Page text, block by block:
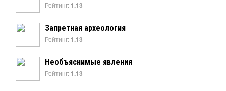
Рейтинг: 1.13
Запретная археология
Рейтинг: 1.13
Необъяснимые явления
Рейтинг: 1.13